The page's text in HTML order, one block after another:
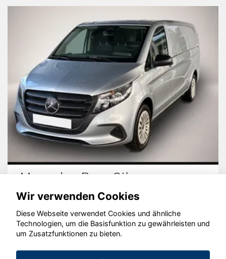
Mercedes-Benz Other
© konjunkturmotor.de GmbH 2020 - 2026
Wir verwenden Cookies
Diese Webseite verwendet Cookies und ähnliche
Technologien, um die Basisfunktion zu gewährleisten und
um Zusatzfunktionen zu bieten.